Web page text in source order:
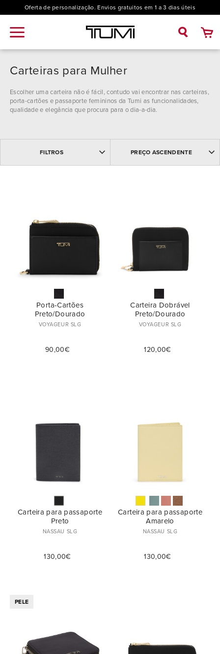
Oferta de personalização. Envios gratuitos em 1 a 3 dias úteis
Carteiras para Mulher
Escolher uma carteira não é fácil, contudo vai encontrar nas carteiras,
porta-cartões e passaporte femininos da Tumi as funcionalidades,
qualidade e elegância que procura para o dia-a-dia.
FILTROS PREÇO ASCENDENTE
MAIS RECENTES
NOME: ASCENDENTE
Porta-Cartões
Preto/Dourado
VOYAGEUR SLG
90,00€
Carteira Dobrável
Preto/Dourado
VOYAGEUR SLG
120,00€
Carteira para passaporte
Preto
NASSAU SLG
130,00€
Carteira para passaporte
Amarelo
NASSAU SLG
130,00€
PELE